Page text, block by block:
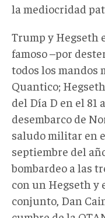
la mediocridad
Trump y Hegseth
famoso –por
todos los mandos
Quantico;
del Día D en el
desembarco de
saludo militar en
septiembre del
bombardeo a las
con un Hegseth y
conjunto, Dan